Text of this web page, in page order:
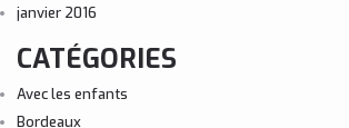
janvier 2016
CATÉGORIES
Avec les enfants
Bordeaux